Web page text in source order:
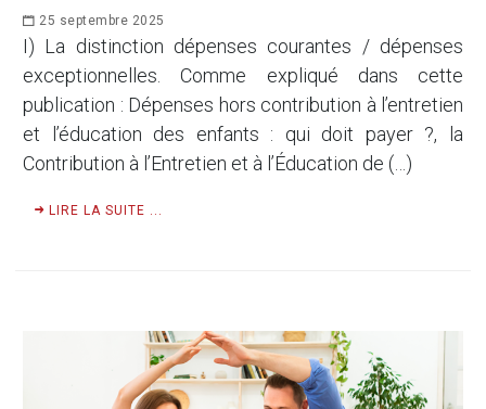
25 septembre 2025
I) La distinction dépenses courantes / dépenses
exceptionnelles. Comme expliqué dans cette
publication : Dépenses hors contribution à l’entretien
et l’éducation des enfants : qui doit payer ?, la
Contribution à l’Entretien et à l’Éducation de (…)
LIRE LA SUITE ...